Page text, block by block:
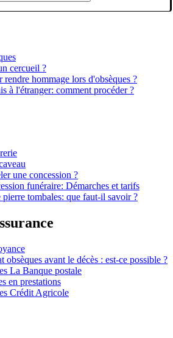
cercueil ?
hommage lors d'obsèques ?
à l'étranger: comment procéder ?
une concession ?
funéraire: Démarches et tarifs
tombales: que faut-il savoir ?
obsèques avant le décès : est-ce possible ?
La Banque postale
en prestations
Crédit Agricole